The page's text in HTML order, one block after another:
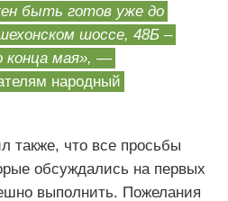
быть готов уже до
шоссе, 48Б –
мая», —
народный
также, что все просьбы
обсуждались на первых
выполнить. Пожелания